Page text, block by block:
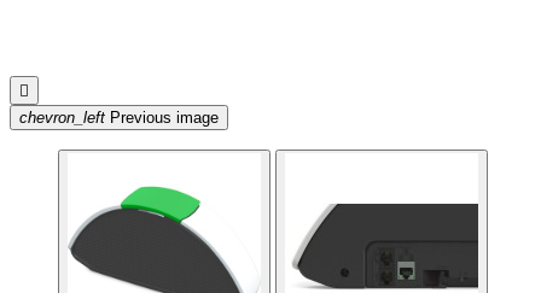

chevron_left Previous image